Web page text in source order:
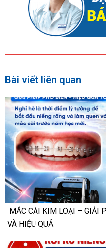
Bài viết liên quan
MẮC CÀI KIM LOẠI – GIẢI
VÀ HIỆU QUẢ